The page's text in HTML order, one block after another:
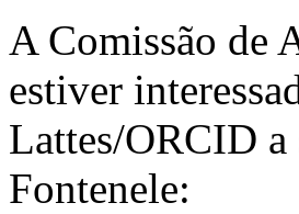
A Comissão de
estiver
Lattes/ORCID
Fontenele: